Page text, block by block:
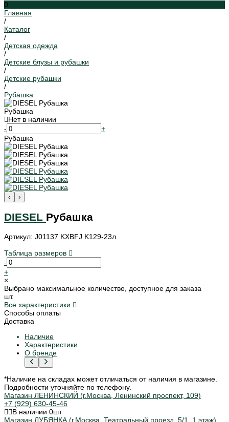
0
Главная
/
Каталог
/
Детская одежда
/
Детские блузы и рубашки
/
Детские рубашки
/
Рубашка
Рубашка
Нет в наличии
-
+
Рубашка
‹ ›
DIESEL Рубашка
Артикул: J01137 KXBFJ K129-23л
Таблица размеров
-
+
×
Выбрано максимальное количество, доступное для заказа
шт.
Все характеристики
Способы оплаты
Доставка
Наличие
Характеристики
О бренде
*Наличие на складах может отличаться от наличия в магазине.
Подробности уточняйте по телефону.
Магазин ЛЕНИНСКИЙ (г.Москва, Ленинский проспект, 109)
+7 (929) 630-45-46
В наличии:0шт
Магазин ЛУБЯНКА (г.Москва, Театральный проезд, 5/1, 1 этаж)